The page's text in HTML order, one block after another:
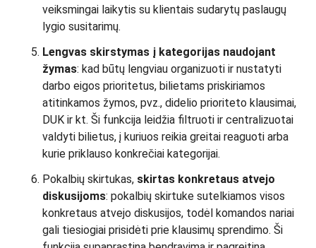
veiksmingai laikytis su klientais sudarytų paslaugų
lygio susitarimų.
Lengvas skirstymas į kategorijas naudojant
žymas: kad būtų lengviau organizuoti ir nustatyti
darbo eigos prioritetus, bilietams priskiriamos
atitinkamos žymos, pvz., didelio prioriteto klausimai,
DUK ir kt. Ši funkcija leidžia filtruoti ir centralizuotai
valdyti bilietus, į kuriuos reikia greitai reaguoti arba
kurie priklauso konkrečiai kategorijai.
Pokalbių skirtukas, skirtas konkretaus atvejo
diskusijoms: pokalbių skirtuke sutelkiamos visos
konkretaus atvejo diskusijos, todėl komandos nariai
gali tiesiogiai prisidėti prie klausimų sprendimo. Ši